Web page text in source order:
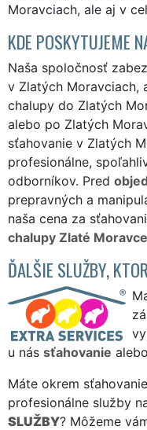
Moravciach, ale aj v
KDE POSKYTUJEME
Naša spoločnosť
v Zlatých Moravciach,
chalupy do Zlatých
alebo po Zlatých
sťahovanie v Zlatých
profesionálne,
odborníkov. Pred
prepravných a
naša cena za
chalupy Zlaté
ĎALŠIE SLUŽBY,
u nás sťahovanie alebo
Máte okrem
profesionálne služby
SLUŽBY? Môžeme